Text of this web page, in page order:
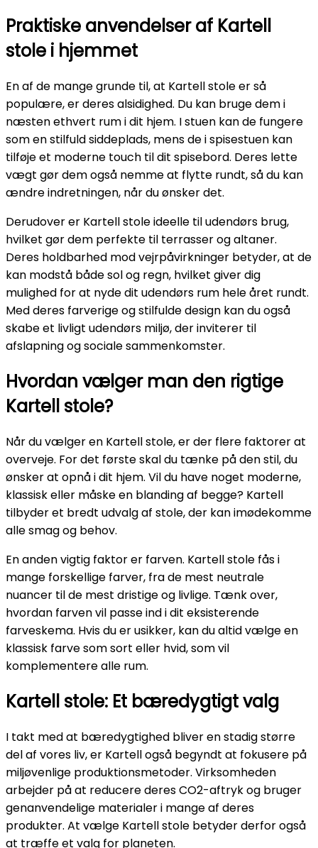
Praktiske anvendelser af Kartell
stole i hjemmet
En af de mange grunde til, at Kartell stole er så
populære, er deres alsidighed. Du kan bruge dem i
næsten ethvert rum i dit hjem. I stuen kan de fungere
som en stilfuld siddeplads, mens de i spisestuen kan
tilføje et moderne touch til dit spisebord. Deres lette
vægt gør dem også nemme at flytte rundt, så du kan
ændre indretningen, når du ønsker det.
Derudover er Kartell stole ideelle til udendørs brug,
hvilket gør dem perfekte til terrasser og altaner.
Deres holdbarhed mod vejrpåvirkninger betyder, at de
kan modstå både sol og regn, hvilket giver dig
mulighed for at nyde dit udendørs rum hele året rundt.
Med deres farverige og stilfulde design kan du også
skabe et livligt udendørs miljø, der inviterer til
afslapning og sociale sammenkomster.
Hvordan vælger man den rigtige
Kartell stole?
Når du vælger en Kartell stole, er der flere faktorer at
overveje. For det første skal du tænke på den stil, du
ønsker at opnå i dit hjem. Vil du have noget moderne,
klassisk eller måske en blanding af begge? Kartell
tilbyder et bredt udvalg af stole, der kan imødekomme
alle smag og behov.
En anden vigtig faktor er farven. Kartell stole fås i
mange forskellige farver, fra de mest neutrale
nuancer til de mest dristige og livlige. Tænk over,
hvordan farven vil passe ind i dit eksisterende
farveskema. Hvis du er usikker, kan du altid vælge en
klassisk farve som sort eller hvid, som vil
komplementere alle rum.
Kartell stole: Et bæredygtigt valg
I takt med at bæredygtighed bliver en stadig større
del af vores liv, er Kartell også begyndt at fokusere på
miljøvenlige produktionsmetoder. Virksomheden
arbejder på at reducere deres CO2-aftryk og bruger
genanvendelige materialer i mange af deres
produkter. At vælge Kartell stole betyder derfor også
at træffe et valg for planeten.